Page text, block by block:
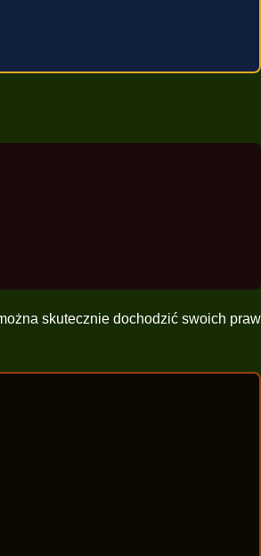
skutecznie dochodzić swoich praw